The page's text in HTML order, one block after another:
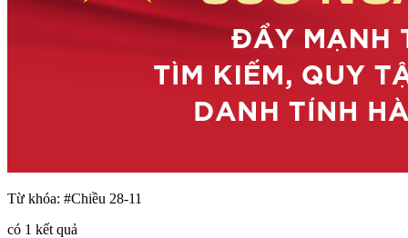
Từ khóa: #Chiều 28-11
có 1 kết quả